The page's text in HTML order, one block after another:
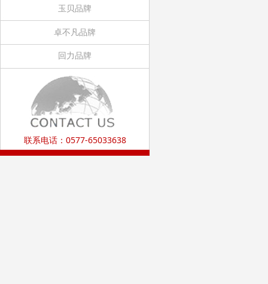
联系电话：0577-65033638
玉贝品牌
卓不凡品牌
回力品牌